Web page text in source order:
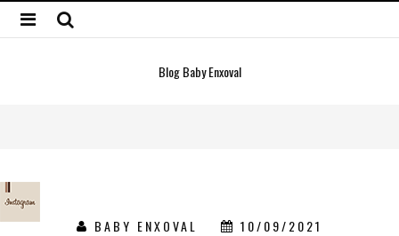
Blog Baby Enxoval
BABY ENXOVAL 10/09/2021